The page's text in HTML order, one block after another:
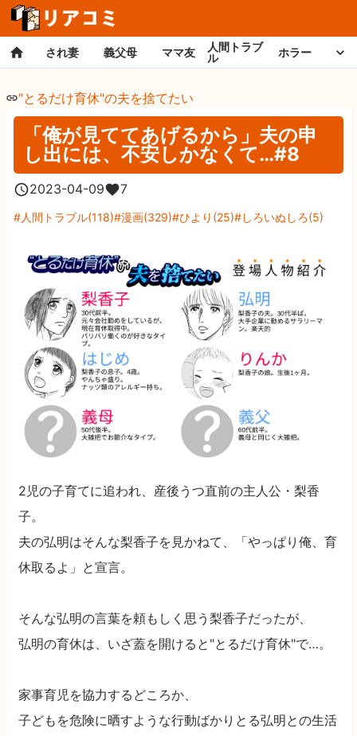
され妻 義父母 ママ友
人間トラブ
ル
ホラー
"とるだけ育休"の夫を捨てたい
「俺が見ててあげるから」夫の申
し出には、不安しかなくて…#8
2023-04-09 7
人間トラブル(118) 漫画(329) ひより (25) しろいぬしろ(5)
2児の子育てに追われ、産後うつ直前の主人公・梨香
子。
夫の弘明はそんな梨香子を見かねて、「やっぱり俺、育
休取るよ」と宣言。
そんな弘明の言葉を頼もしく思う梨香子だったが、
弘明の育休は、いざ蓋を開けると"とるだけ育休"で…。
家事育児を協力するどころか、
子どもを危険に晒すような行動ばかりとる弘明との生活